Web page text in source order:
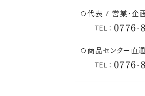
代表 / 営業・企
TEL： 0776-
商品センター直通
TEL： 0776-